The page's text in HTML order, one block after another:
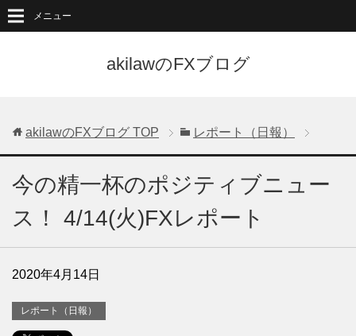
akilawのFXブログ
メニュー
akilawのFXブログ TOP レポート（日報）
今の精一杯のポジティブニュー
ス！ 4/14(火)FXレポート
2020年4月14日
レポート（日報）